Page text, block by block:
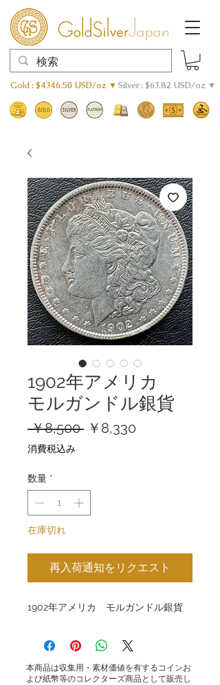
Gold : $4346.50 USD/oz ▼ Silver : $63.82 USD/oz ▼
1902年アメリカ
モルガンドル銀貨
￥8,500 通￥8,330
消費税込み
数量 *
在庫切れ
再入荷通知をリクエスト
1902年アメリカ モルガンドル銀貨
本商品は収集用・素材価値を有するコインお
よび紙幣等のコレクターズ商品として販売し